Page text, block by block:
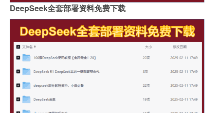
DeepSeek全套部署资料免费下载